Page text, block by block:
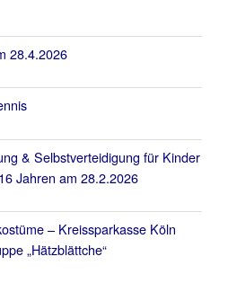
28.4.2026
& Selbstverteidigung für Kinder
Jahren am 28.2.2026
– Kreissparkasse Köln
„Hätzblättche“